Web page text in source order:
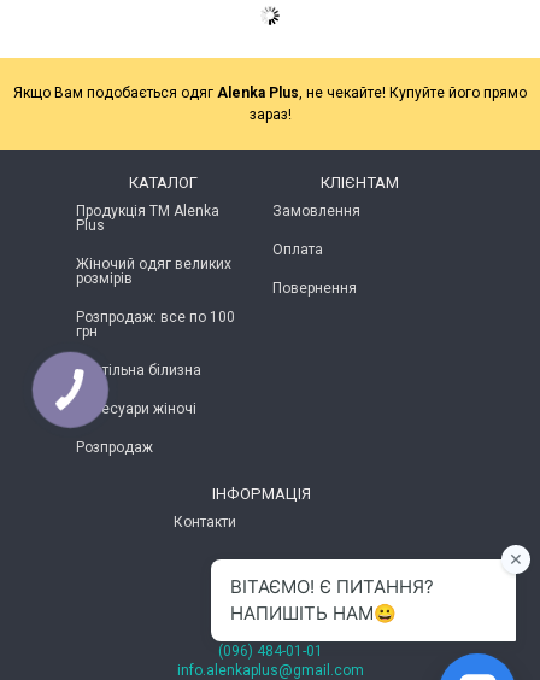
Якщо Вам подобається одяг Alenka Plus , не чекайте! Купуйте його прямо
зараз!
КАТАЛОГ
Продукція ТМ Alenka
Plus
Жіночий одяг великих
розмірів
Розпродаж: все по 100
грн
Постільна білизна
Аксесуари жіночі
Розпродаж
КЛІЄНТАМ
Замовлення
Оплата
Повернення
ІНФОРМАЦІЯ
Контакти
(096) 484-01-01
info.alenkaplus@gmail.com